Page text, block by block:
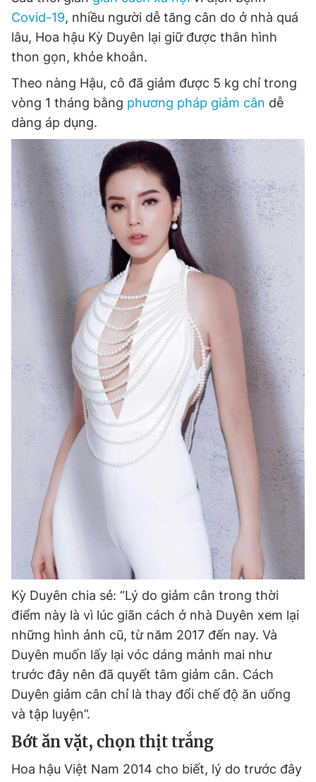
Thông tin tòa soạn Liên hệ quảng cáo
Đọc Thanh Niên trên điện thoại
Theo dõi báo trên
0906 645 777
Liên hệ quảng cáo
0908 780 404
Quảng cáo RSS Tòa soạn Chính sách bảo
Tổng biên tập: Nguyễn Ngọc Toàn
Phó tổng biên tập thường trực: Hải Thành
Phó tổng biên tập: Lâm Hiếu Dũng
Phó tổng biên tập: Trần Việt Hưng
Tổng thư ký tòa soạn: Đức Trung
Giấy phép xuất bản số 110/GP - BTTTT cấp ngày 24.3.2020
© 2003-2026 Bản quyền thuộc về Báo Thanh Niên. Cấm sao
chép dưới mọi hình thức nếu không có sự chấp thuận bằng văn
bản. Phát triển bởi ePi Technologies, JSC.
Covid-19, nhiều người dễ tăng cân do ở nhà quá
lâu, Hoa hậu Kỳ Duyên lại giữ được thân hình
thon gọn, khỏe khoắn.
Theo nàng Hậu, cô đã giảm được 5 kg chỉ trong
vòng 1 tháng bằng phương pháp giảm cân dễ
dàng áp dụng.
Kỳ Duyên chia sẻ: “Lý do giảm cân trong thời
điểm này là vì lúc giãn cách ở nhà Duyên xem lại
những hình ảnh cũ, từ năm 2017 đến nay. Và
Duyên muốn lấy lại vóc dáng mảnh mai như
trước đây nên đã quyết tâm giảm cân. Cách
Duyên giảm cân chỉ là thay đổi chế độ ăn uống
và tập luyện”.
Bớt ăn vặt, chọn thịt trắng
Hoa hậu Việt Nam 2014 cho biết, lý do trước đây